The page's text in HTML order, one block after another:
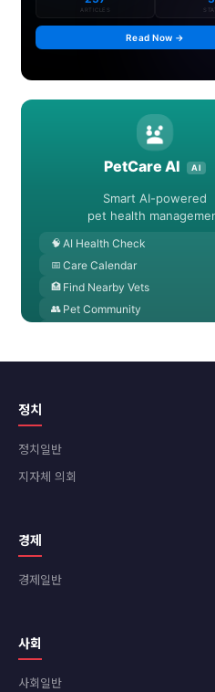
정치
정치일반
지자체 의회
경제
경제일반
사회
사회일반